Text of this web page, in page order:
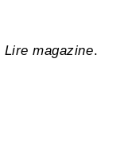
Lire magazine.